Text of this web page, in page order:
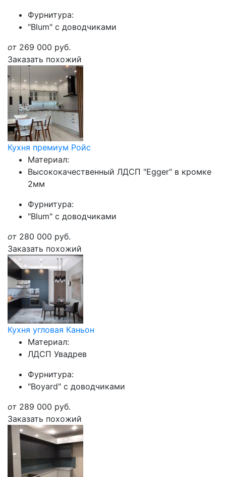
Фурнитура:
"Blum" с доводчиками
от 269 000 руб.
Заказать похожий
Кухня премиум Ройс
Материал:
Высококачественный ЛДСП "Egger" в кромке
2мм
Фурнитура:
"Blum" с доводчиками
от 280 000 руб.
Заказать похожий
Кухня угловая Каньон
Материал:
ЛДСП Увадрев
Фурнитура:
"Boyard" с доводчиками
от 289 000 руб.
Заказать похожий